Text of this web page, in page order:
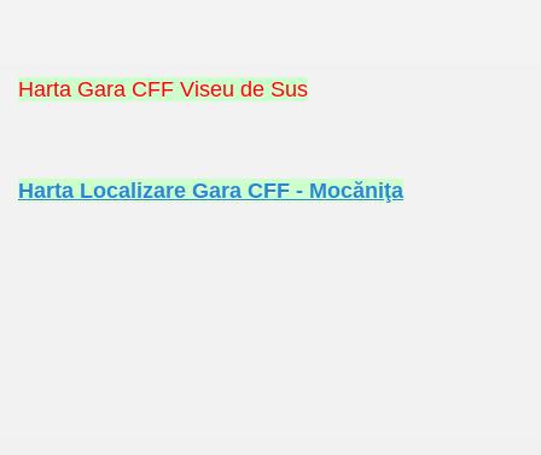
Harta Gara CFF Viseu de Sus
Harta Localizare Gara CFF - Mocăniţa